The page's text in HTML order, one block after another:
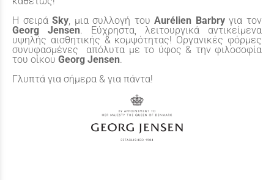
Η σειράSky, μια συλλογή τουAurélien Barbryγια τον
Georg Jensen. Εύχρηστα, λειτουργικά αντικείμενα
υψηλής αισθητικής & κομψότητας! Οργανικές φόρμες
συνυφασμένες απόλυτα με το ύφος & την φιλοσοφία
του οίκου Georg Jensen.
Γλυπτά για σήμερα & για πάντα!